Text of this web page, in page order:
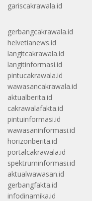
gariscakrawala.id
gerbangcakrawala.id
helvetianews.id
langitcakrawala.id
langitinformasi.id
pintucakrawala.id
wawasancakrawala.id
aktualberita.id
cakrawalafakta.id
pintuinformasi.id
wawasaninformasi.id
horizonberita.id
portalcakrawala.id
spektruminformasi.id
aktualwawasan.id
gerbangfakta.id
infodinamika.id